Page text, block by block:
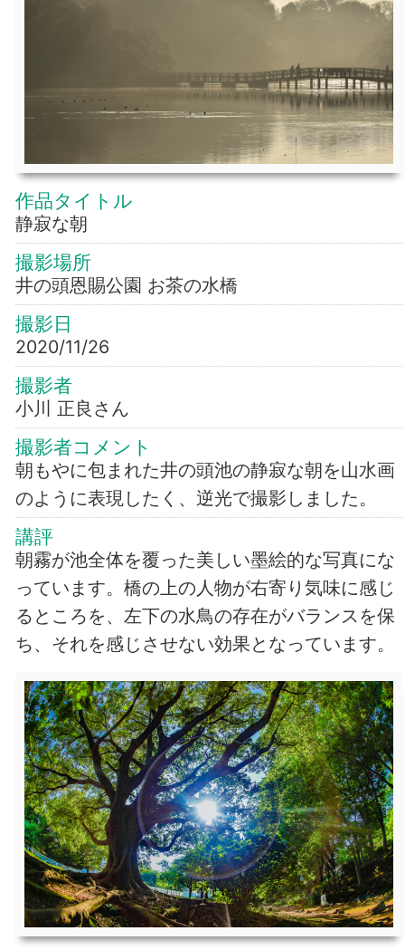
作品タイトル
静寂な朝
撮影場所
井の頭恩賜公園 お茶の水橋
撮影日
2020/11/26
撮影者
小川 正良さん
撮影者コメント
朝もやに包まれた井の頭池の静寂な朝を山水画
のように表現したく、逆光で撮影しました。
講評
朝霧が池全体を覆った美しい墨絵的な写真にな
っています。橋の上の人物が右寄り気味に感じ
るところを、左下の水鳥の存在がバランスを保
ち、それを感じさせない効果となっています。